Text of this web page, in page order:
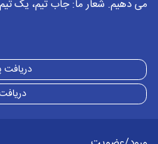
می دهیم. شعار ما: جاب تیم، یک
دریافت